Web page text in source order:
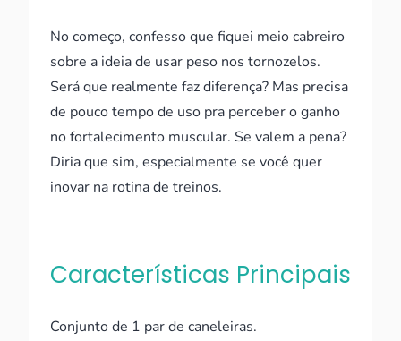
No começo, confesso que fiquei meio cabreiro
sobre a ideia de usar peso nos tornozelos.
Será que realmente faz diferença? Mas precisa
de pouco tempo de uso pra perceber o ganho
no fortalecimento muscular. Se valem a pena?
Diria que sim, especialmente se você quer
inovar na rotina de treinos.
Características Principais
Conjunto de 1 par de caneleiras.